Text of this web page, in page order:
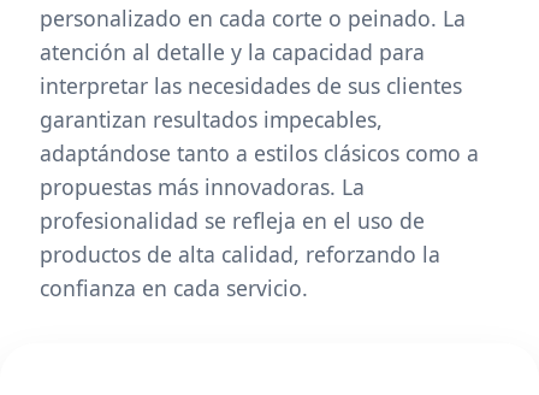
personalizado en cada corte o peinado. La
atención al detalle y la capacidad para
interpretar las necesidades de sus clientes
garantizan resultados impecables,
adaptándose tanto a estilos clásicos como a
propuestas más innovadoras. La
profesionalidad se refleja en el uso de
productos de alta calidad, reforzando la
confianza en cada servicio.